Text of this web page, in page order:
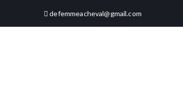
defemmeacheval@gmail.com